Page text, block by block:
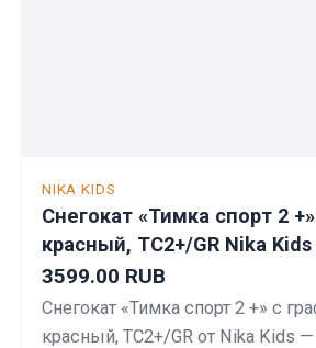
NIKA KIDS
Снегокат «Тимка спорт 2
красный, ТС2+/GR Nika Kids
3599.00 RUB
Снегокат «Тимка спорт 2 +» с
красный, ТС2+/GR от Nika Kids